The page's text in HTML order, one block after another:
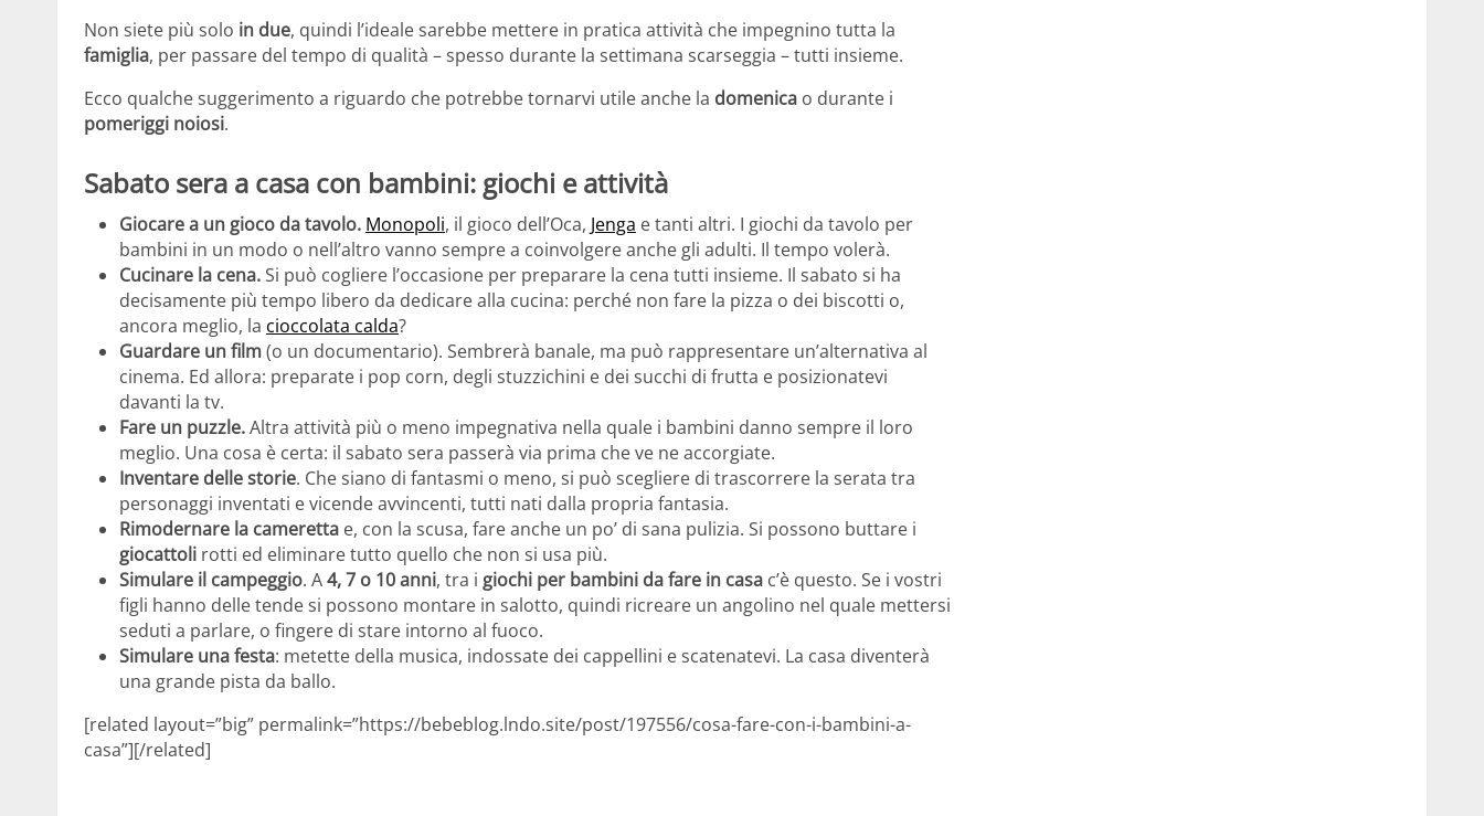
Non siete più solo in due, quindi l’ideale sarebbe mettere in pratica attività che impegnino tutta la
famiglia, per passare del tempo di qualità – spesso durante la settimana scarseggia – tutti insieme.
Ecco qualche suggerimento a riguardo che potrebbe tornarvi utile anche la domenica o durante i
pomeriggi noiosi.
Sabato sera a casa con bambini: giochi e attività
Giocare a un gioco da tavolo. Monopoli, il gioco dell’Oca, Jenga e tanti altri. I giochi da tavolo per
bambini in un modo o nell’altro vanno sempre a coinvolgere anche gli adulti. Il tempo volerà.
Cucinare la cena.Si può cogliere l’occasione per preparare la cena tutti insieme. Il sabato si ha
decisamente più tempo libero da dedicare alla cucina: perché non fare la pizza o dei biscotti o,
ancora meglio, la cioccolata calda?
Guardare un film(o un documentario). Sembrerà banale, ma può rappresentare un’alternativa al
cinema. Ed allora: preparate i pop corn, degli stuzzichini e dei succhi di frutta e posizionatevi
davanti la tv.
Fare un puzzle.Altra attività più o meno impegnativa nella quale i bambini danno sempre il loro
meglio. Una cosa è certa: il sabato sera passerà via prima che ve ne accorgiate.
Inventare delle storie. Che siano di fantasmi o meno, si può scegliere di trascorrere la serata tra
personaggi inventati e vicende avvincenti, tutti nati dalla propria fantasia.
Rimodernare la cameretta e, con la scusa, fare anche un po’ di sana pulizia. Si possono buttare i
giocattoli rotti ed eliminare tutto quello che non si usa più.
Simulare il campeggio. A4, 7 o 10 anni, tra i giochi per bambini da fare in casa c’è questo. Se i vostri
figli hanno delle tende si possono montare in salotto, quindi ricreare un angolino nel quale mettersi
seduti a parlare, o fingere di stare intorno al fuoco.
Simulare una festa: metette della musica, indossate dei cappellini e scatenatevi. La casa diventerà
una grande pista da ballo.
[related layout=”big” permalink=”https://bebeblog.lndo.site/post/197556/cosa-fare-con-i-bambini-a-
casa”][/related]